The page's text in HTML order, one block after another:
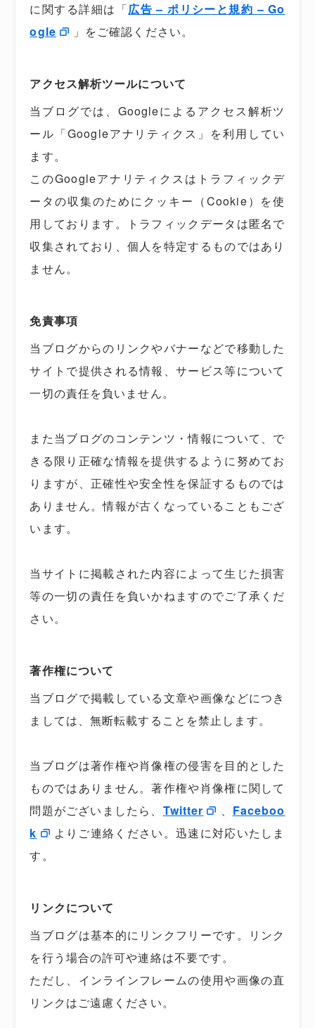
に関する詳細は「広告 – ポリシーと規約 – Go
ogle
」をご確認ください。
アクセス解析ツールについて
当ブログでは、Googleによるアクセス解析ツ
ール「Googleアナリティクス」を利用してい
ます。
このGoogleアナリティクスはトラフィックデ
ータの収集のためにクッキー（Cookie）を使
用しております。トラフィックデータは匿名で
収集されており、個人を特定するものではあり
ません。
免責事項
当ブログからのリンクやバナーなどで移動した
サイトで提供される情報、サービス等について
一切の責任を負いません。
また当ブログのコンテンツ・情報について、で
きる限り正確な情報を提供するように努めてお
りますが、正確性や安全性を保証するものでは
ありません。情報が古くなっていることもござ
います。
当サイトに掲載された内容によって生じた損害
等の一切の責任を負いかねますのでご了承くだ
さい。
著作権について
当ブログで掲載している文章や画像などにつき
ましては、無断転載することを禁止します。
当ブログは著作権や肖像権の侵害を目的とした
ものではありません。著作権や肖像権に関して
問題がございましたら、 Twitter 、 Faceboo
k
よりご連絡ください。迅速に対応いたしま
す。
リンクについて
当ブログは基本的にリンクフリーです。リンク
を行う場合の許可や連絡は不要です。
ただし、インラインフレームの使用や画像の直
リンクはご遠慮ください。